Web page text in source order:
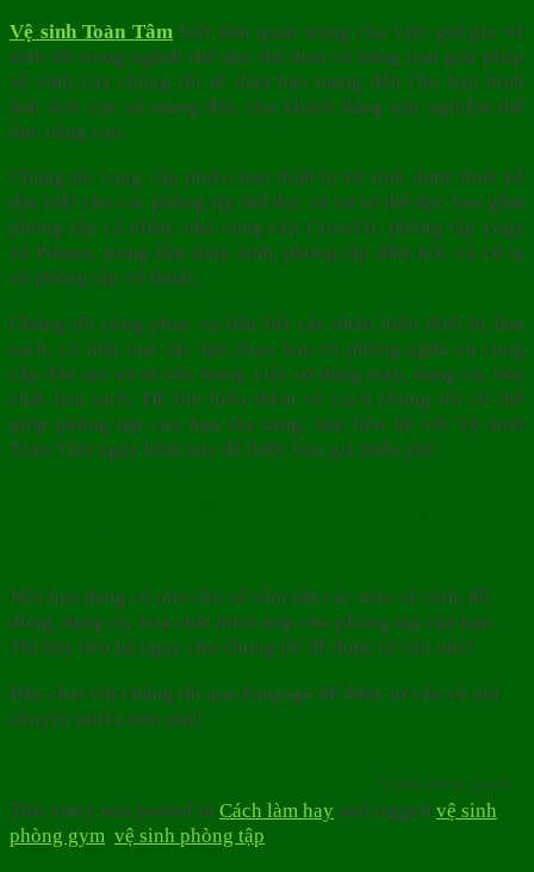
Vệ sinh Toàn Tâm biết tầm quan trọng của việc giữ gìn vệ
sinh tốt trong ngành thể dục thể thao và hàng loạt giải pháp
vệ sinh của chúng tôi sẽ đảm bảo mang đến cho bạn hình
ảnh tích cực và mang đến cho khách hàng trải nghiệm thể
dục nâng cao.
Chúng tôi cung cấp nhiều loại thiết bị vệ sinh được thiết kế
đặc biệt cho các phòng tập thể dục và cơ sở thể dục bao gồm
phòng tập cá nhân, nhà cung cấp CrossFit, phòng tập yoga
và Pilates, trung tâm thủy sinh, phòng tập đấm bốc và cử tạ
và phòng tập võ thuật.
Chúng tôi cũng phục vụ hầu hết các nhãn hiệu thiết bị làm
sạch, có một loạt các lựa chọn bảo trì phòng ngừa và cung
cấp đào tạo và tư vấn trong việc sử dụng máy, dụng cụ, hóa
chất làm sạch. Để tìm hiểu thêm về cách chúng tôi có thể
giúp phòng tập của bạn tỏa sáng, hãy liên hệ với Vệ sinh
Toàn Tâm ngay hôm nay để được báo giá miễn phí.
Nếu bạn đang có nhu cầu về sắm sửa các máy vệ sinh, đồ
dùng, dụng cụ, hóa chất thích hợp cho phòng tập của bạn.
Thì hãy liên hệ ngay cho chúng tôi để được tư vấn nhé!
Hãy chat với chúng tôi qua Fanpage để được tư vấn và nói
chuyện nhiều hơn nhé!
Vote now post
This entry was posted in Cách làm hay and tagged vệ sinh
phòng gym, vệ sinh phòng tập.